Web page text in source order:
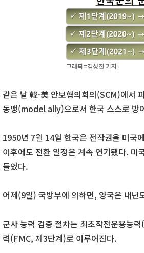
그래픽=김성진 기자
같은 날 韓·美 안보협의회의(SCM)에서
동맹(model ally)으로서 한국 스스로 방
1950년 7월 14일 한국은 전작권을 미국
이후에도 전환 일정은 계속 연기됐다. 미
들었다.
어제(9일) 국방부에 의하면, 양국은 내
군사 능력 검증 절차는 최초작전운용능
력(FMC, 제3단계)로 이루어진다.